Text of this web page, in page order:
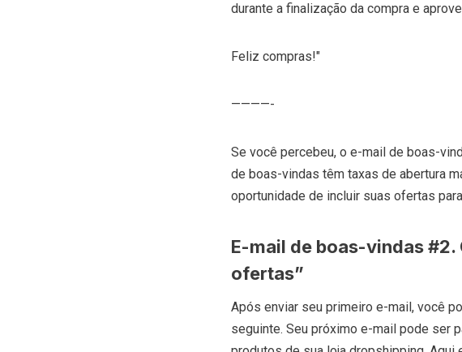
durante a finalização da compra e
Feliz compras!"
————-
Se você percebeu, o e-mail de boas-
de boas-vindas têm taxas de abertura
oportunidade de incluir suas ofertas para
E-mail de boas-vindas #2.
ofertas”
Após enviar seu primeiro e-mail, você
seguinte. Seu próximo e-mail pode ser